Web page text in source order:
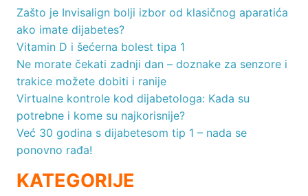
Zašto je Invisalign bolji izbor od klasičnog aparatića
ako imate dijabetes?
Vitamin D i šećerna bolest tipa 1
Ne morate čekati zadnji dan – doznake za senzore i
trakice možete dobiti i ranije
Virtualne kontrole kod dijabetologa: Kada su
potrebne i kome su najkorisnije?
Već 30 godina s dijabetesom tip 1 – nada se
ponovno rađa!
KATEGORIJE